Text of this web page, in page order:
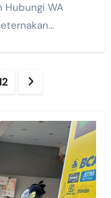
Hubungi WA